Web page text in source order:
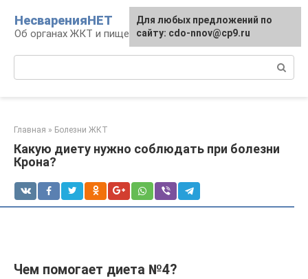
контенту
НесваренияНЕТ
Об органах ЖКТ и пищеварении
Главная » Болезни ЖКТ
Какую диету нужно соблюдать при болезни
Крона?
Чем помогает диета №4?
Для любых предложений по
сайту: cdo-nnov@cp9.ru